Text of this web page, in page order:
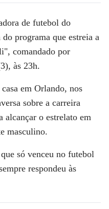
de futebol do
programa que estreia a
comandado por
às 23h.
em Orlando, nos
sobre a carreira
alcançar o estrelato em
masculino.
só venceu no futebol
respondeu às